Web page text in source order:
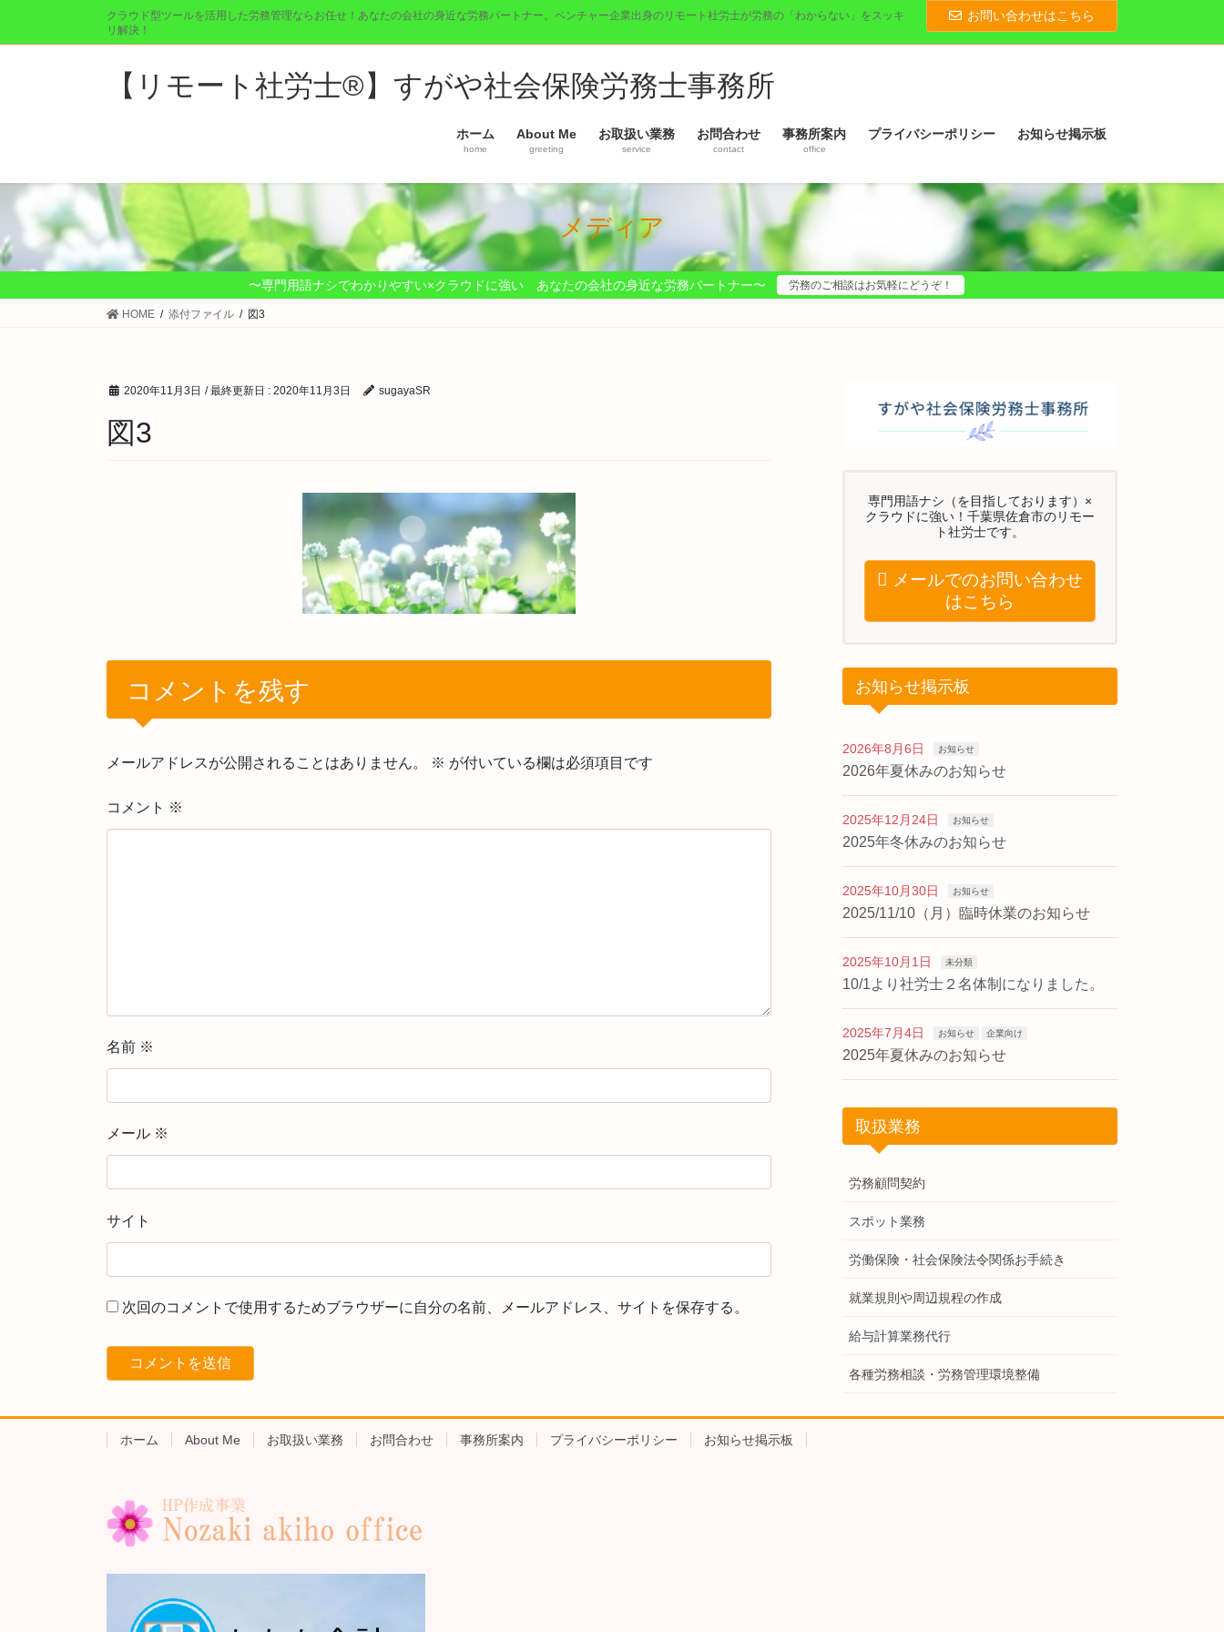
移
クラウド型ツールを活用した労務管理ならお任せ！あなたの会社の身近な労務パートナー。ベンチャー企業出身のリモート社労士が労務の「わからない」をスッキ
リ解決！
お問い合わせはこちら
【リモート社労士®︎】すがや社会保険労務士事務所
ホーム
home
About Me
greeting
お取扱い業務
service
お問合わせ
contact
事務所案内
office
プライバシーポリシー お知らせ掲示板
メディア
〜専門用語ナシでわかりやすい×クラウドに強い あなたの会社の身近な労務パートナー〜 労務のご相談はお気軽にどうぞ！
HOME 添付ファイル 図3
2020年11月3日 / 最終更新日 : 2020年11月3日 sugayaSR
図3
コメントを残す
メールアドレスが公開されることはありません。 ※ が付いている欄は必須項目です
コメント ※
名前 ※
メール ※
サイト
次回のコメントで使用するためブラウザーに自分の名前、メールアドレス、サイトを保存する。
専門用語ナシ（を目指しております）×
クラウドに強い！千葉県佐倉市のリモー
ト社労士です。
メールでのお問い合わせ
はこちら
お知らせ掲示板
2026年8月6日 お知らせ
2026年夏休みのお知らせ
2025年12月24日 お知らせ
2025年冬休みのお知らせ
2025年10月30日 お知らせ
2025/11/10（月）臨時休業のお知らせ
2025年10月1日 未分類
10/1より社労士２名体制になりました。
2025年7月4日 お知らせ 企業向け
2025年夏休みのお知らせ
取扱業務
労務顧問契約
スポット業務
労働保険・社会保険法令関係お手続き
就業規則や周辺規程の作成
給与計算業務代行
各種労務相談・労務管理環境整備
ホーム About Me お取扱い業務 お問合わせ 事務所案内 プライバシーポリシー お知らせ掲示板